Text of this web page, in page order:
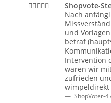
Shopvote-
Nach
und
betraf
Intervention
waren wir
zufrieden
wimpeldirekt
ShopVoter-